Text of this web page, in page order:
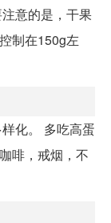
意的是，干果
制在150g左
化。 多吃高蛋
啡，戒烟，不